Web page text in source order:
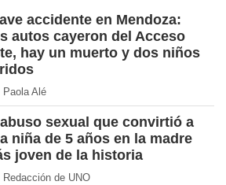
accidente en Mendoza:
autos cayeron del Acceso
hay un muerto y dos niños
Alé
sexual que convirtió a
niña de 5 años en la madre
joven de la historia
de UNO